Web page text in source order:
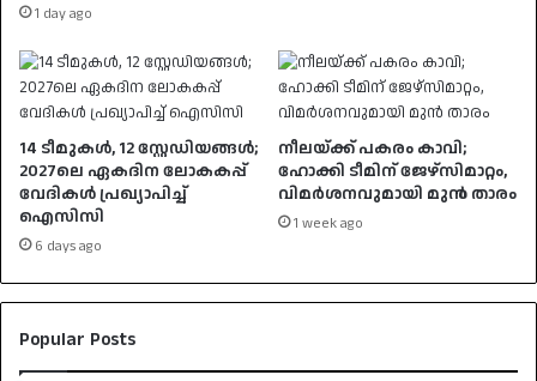
1 day ago
14 ടീമുകൾ, 12 സ്റ്റേഡിയങ്ങൾ;
2027ലെ ഏകദിന ലോകകപ്പ്
വേദികൾ പ്രഖ‍്യാപിച്ച്
ഐസിസി
6 days ago
നീലയ്ക്ക് പകരം കാവി;
ഹോക്കി ടീമിന് ജേഴ്സിമാറ്റം,
വിമർശനവുമായി മുൻ താരം
1 week ago
Popular Posts